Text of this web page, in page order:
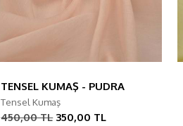
TENSEL KUMAŞ - PUDRA
Tensel Kumaş
450,00 TL 350,00 TL